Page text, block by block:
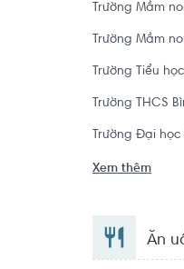
Trường Mầm
Trường Tiểu
Trường THCS
Xem thêm
Ăn